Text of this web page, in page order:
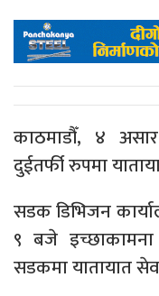
काठमाडौँ, ४
दुईतर्फी रुपमा
सडक डिभिजन
९ बजे
सडकमा यातायात